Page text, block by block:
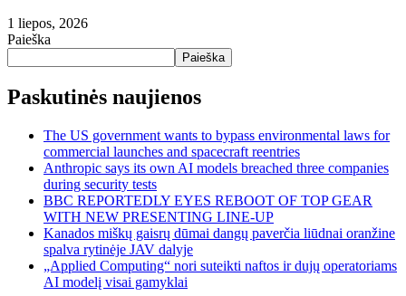
1 liepos, 2026
Paieška
Paieška
Paskutinės naujienos
The US government wants to bypass environmental laws for
commercial launches and spacecraft reentries
Anthropic says its own AI models breached three companies
during security tests
BBC REPORTEDLY EYES REBOOT OF TOP GEAR
WITH NEW PRESENTING LINE-UP
Kanados miškų gaisrų dūmai dangų paverčia liūdnai oranžine
spalva rytinėje JAV dalyje
„Applied Computing“ nori suteikti naftos ir dujų operatoriams
AI modelį visai gamyklai